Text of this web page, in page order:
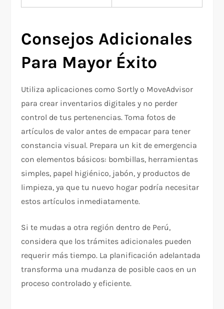
Consejos Adicionales
Para Mayor Éxito
Utiliza aplicaciones como Sortly o MoveAdvisor
para crear inventarios digitales y no perder
control de tus pertenencias. Toma fotos de
artículos de valor antes de empacar para tener
constancia visual. Prepara un kit de emergencia
con elementos básicos: bombillas, herramientas
simples, papel higiénico, jabón, y productos de
limpieza, ya que tu nuevo hogar podría necesitar
estos artículos inmediatamente.​
Si te mudas a otra región dentro de Perú,
considera que los trámites adicionales pueden
requerir más tiempo. La planificación adelantada
transforma una mudanza de posible caos en un
proceso controlado y eficiente.​